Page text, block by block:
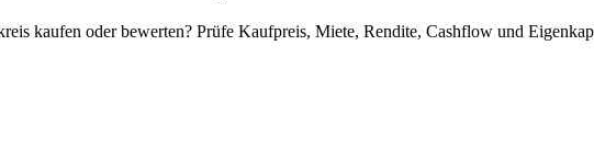
kaufen oder bewerten? Prüfe Kaufpreis, Miete, Rendite, Cashflow und